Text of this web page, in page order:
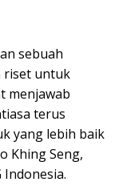
sebuah
riset untuk
menjawab
terus
yang lebih baik
Khing Seng,